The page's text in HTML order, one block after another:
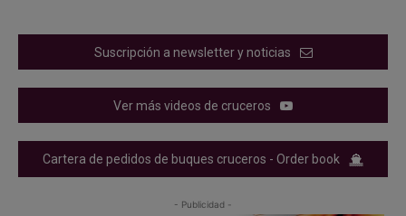
Suscripción a newsletter y noticias
Ver más videos de cruceros
Cartera de pedidos de buques cruceros - Order book
- Publicidad -